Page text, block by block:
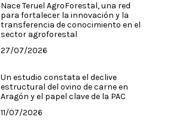
Nace Teruel AgroForestal, una red
para fortalecer la innovación y la
transferencia de conocimiento en el
sector agroforestal
27/07/2026
Un estudio constata el declive
estructural del ovino de carne en
Aragón y el papel clave de la PAC
11/07/2026